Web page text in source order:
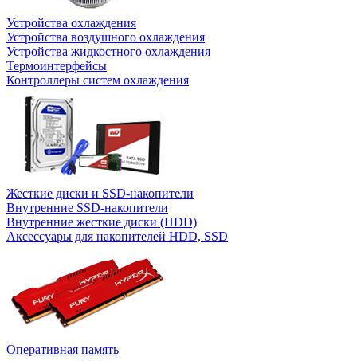
Устройства охлаждения
Устройства воздушного охлаждения
Устройства жидкостного охлаждения
Термоинтерфейсы
Контроллеры систем охлаждения
Жесткие диски и SSD-накопители
Внутренние SSD-накопители
Внутренние жесткие диски (HDD)
Аксессуары для накопителей HDD, SSD
Оперативная память